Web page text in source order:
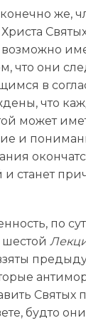
же,
возможно
что они
в
что
может
и
станет
по
шестой
Святых
будто